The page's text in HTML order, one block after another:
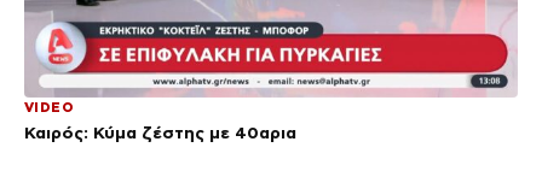
VIDEO
Καιρός: Κύμα ζέστης με 40αρια